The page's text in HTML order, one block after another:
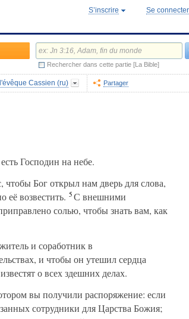
S’inscrire Se connecter
Rechercher dans cette partie [La Bible]
Cassien (ru) Partager
Господин на небе.
чтобы Бог открыл нам дверь для слова,
её возвестить. 5С внешними
солью, чтобы знать вам, как
и соработник в
и чтобы он утешил сердца
о всех здешних делах.
вы получили распоряжение: если
сотрудники для Царства Божия;